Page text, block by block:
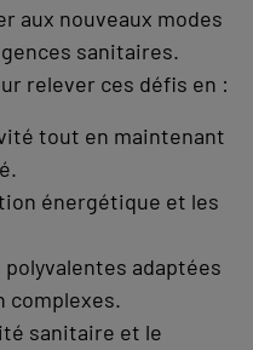
aux nouveaux modes
sanitaires.
relever ces défis en :
tout en maintenant
énergétique et les
adaptées
complexes.
sanitaire et le